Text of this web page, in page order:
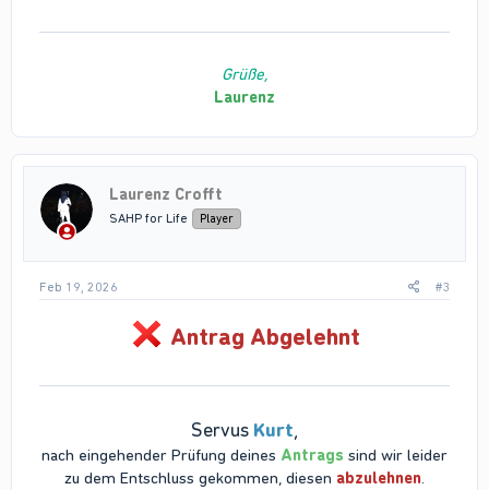
Grüße,
Laurenz
Laurenz Crofft
SAHP for Life Player
Feb 19, 2026 #3
Antrag Abgelehnt
Servus Kurt,
nach eingehender Prüfung deines Antrags sind wir leider
zu dem Entschluss gekommen, diesen abzulehnen.